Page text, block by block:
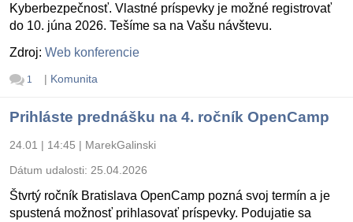
Kyberbezpečnosť. Vlastné príspevky je možné registrovať
do 10. júna 2026. Tešíme sa na Vašu návštevu.
Zdroj: Web konferencie
1 | Komunita
Prihláste prednášku na 4. ročník OpenCamp
24.01 | 14:45 | MarekGalinski
Dátum udalosti: 25.04.2026
Štvrtý ročník Bratislava OpenCamp pozná svoj termín a je
spustená možnosť prihlasovať príspevky. Podujatie sa